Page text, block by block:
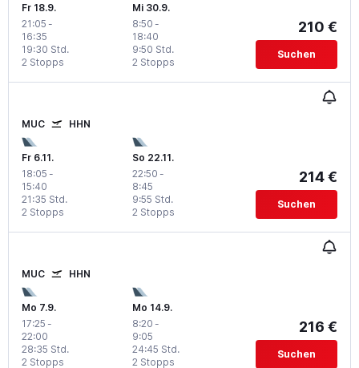
Fr 18.9.
21:05 -
16:35
2 Stopps
19:30 Std.
Mi 30.9.
8:50 -
18:40
2 Stopps
9:50 Std.
210 €
Suchen
MUC HHN
Fr 6.11.
18:05 -
15:40
2 Stopps
21:35 Std.
So 22.11.
22:50 -
8:45
2 Stopps
9:55 Std.
214 €
Suchen
MUC HHN
Mo 7.9.
17:25 -
22:00
2 Stopps
28:35 Std.
Mo 14.9.
8:20 -
9:05
2 Stopps
24:45 Std.
216 €
Suchen